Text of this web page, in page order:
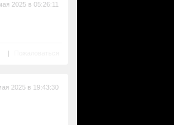
2025 в 05:26:11
|
2025 в 19:43:30